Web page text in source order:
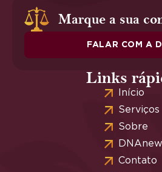
Marque a sua
FALAR COM A
Links
Início
Serviços
Sobre
Contato